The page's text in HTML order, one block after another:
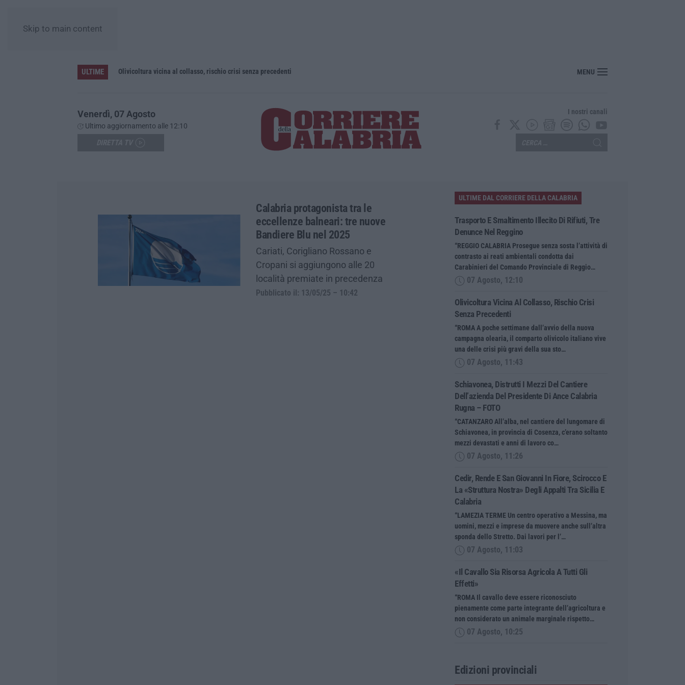
Skip to main content
ULTIME Olivicoltura vicina al collasso, rischio crisi senza precedenti MENU
Venerdì, 07 Agosto
Ultimo aggiornamento alle 12:10
I nostri canali
Calabria protagonista tra le
eccellenze balneari: tre nuove
Bandiere Blu nel 2025
Cariati, Corigliano Rossano e
Cropani si aggiungono alle 20
località premiate in precedenza
Pubblicato il: 13/05/25 – 10:42
ULTIME DAL CORRIERE DELLA CALABRIA
Trasporto E Smaltimento Illecito Di Rifiuti, Tre
Denunce Nel Reggino
“REGGIO CALABRIA Prosegue senza sosta l’attività di
contrasto ai reati ambientali condotta dai
Carabinieri del Comando Provinciale di Reggio…
07 Agosto, 12:10
Olivicoltura Vicina Al Collasso, Rischio Crisi
Senza Precedenti
“ROMA A poche settimane dall’avvio della nuova
campagna olearia, il comparto olivicolo italiano vive
una delle crisi più gravi della sua sto…
07 Agosto, 11:43
Schiavonea, Distrutti I Mezzi Del Cantiere
Dell’azienda Del Presidente Di Ance Calabria
Rugna – FOTO
“CATANZARO All’alba, nel cantiere del lungomare di
Schiavonea, in provincia di Cosenza, c’erano soltanto
mezzi devastati e anni di lavoro co…
07 Agosto, 11:26
Cedir, Rende E San Giovanni In Fiore, Scirocco E
La «struttura Nostra» Degli Appalti Tra Sicilia E
Calabria
“LAMEZIA TERME Un centro operativo a Messina, ma
uomini, mezzi e imprese da muovere anche sull’altra
sponda dello Stretto. Dai lavori per l’…
07 Agosto, 11:03
«Il Cavallo Sia Risorsa Agricola A Tutti Gli
Effetti»
“ROMA Il cavallo deve essere riconosciuto
pienamente come parte integrante dell’agricoltura e
non considerato un animale marginale rispetto…
07 Agosto, 10:25
Edizioni provinciali